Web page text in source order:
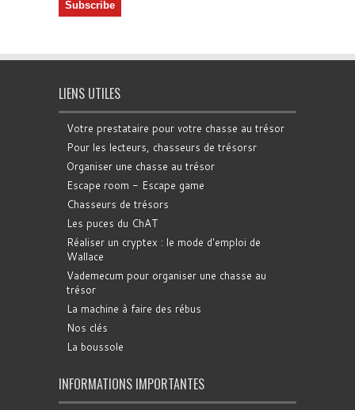
LIENS UTILES
Votre prestataire pour votre chasse au trésor
Pour les lecteurs, chasseurs de trésorsr
Organiser une chasse au trésor
Escape room - Escape game
Chasseurs de trésors
Les puces du ChAT
Réaliser un cryptex : le mode d'emploi de
Wallace
Vademecum pour organiser une chasse au
trésor
La machine à faire des rébus
Nos clés
La boussole
INFORMATIONS IMPORTANTES